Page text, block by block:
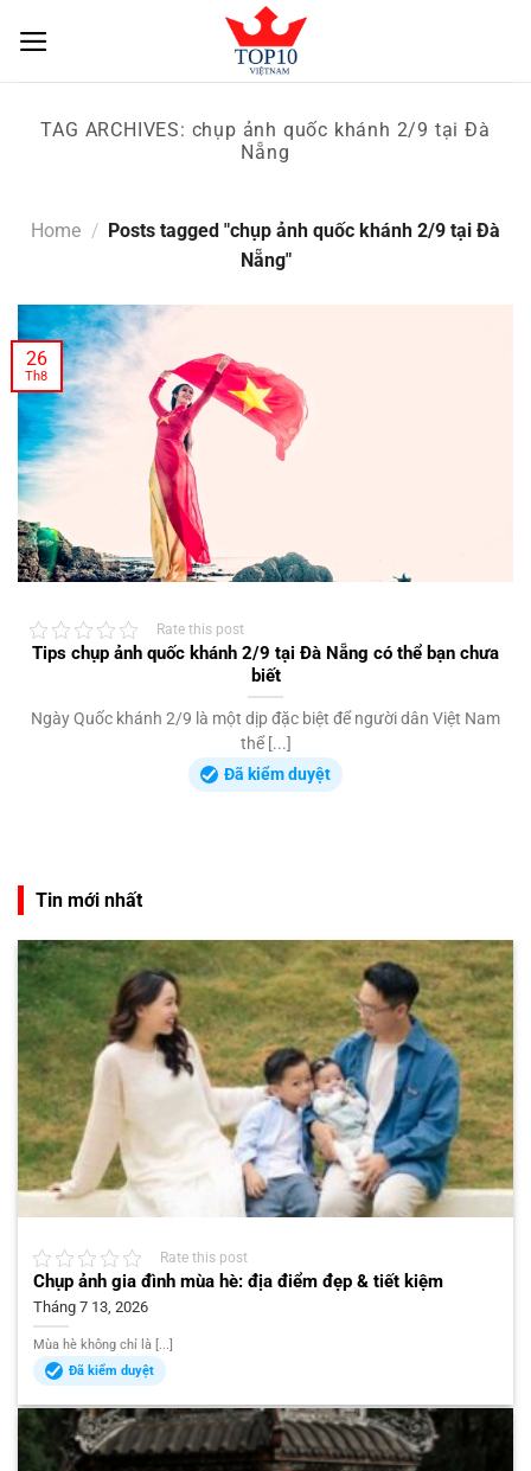
TAG ARCHIVES: chụp ảnh quốc khánh 2/9 tại Đà
Nẵng
Home / Posts tagged "chụp ảnh quốc khánh 2/9 tại Đà
Nẵng"
Rate this post
Tips chụp ảnh quốc khánh 2/9 tại Đà Nẵng có thể bạn chưa
biết
Ngày Quốc khánh 2/9 là một dịp đặc biệt để người dân Việt Nam
thể [...]
Đã kiểm duyệt
26
Th8
Tin mới nhất
Rate this post
Chụp ảnh gia đình mùa hè: địa điểm đẹp & tiết kiệm
Tháng 7 13, 2026
Mùa hè không chỉ là [...]
Đã kiểm duyệt